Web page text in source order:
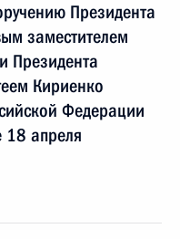
Президента
заместителем
Президента
Кириенко
Федерации
18 апреля